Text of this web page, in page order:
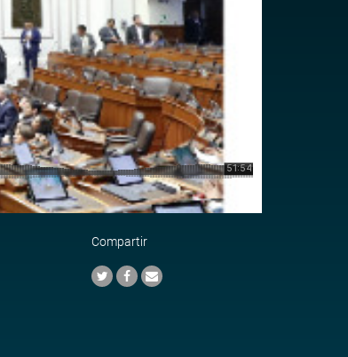
Compartir